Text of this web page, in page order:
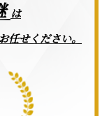
は
任せください。